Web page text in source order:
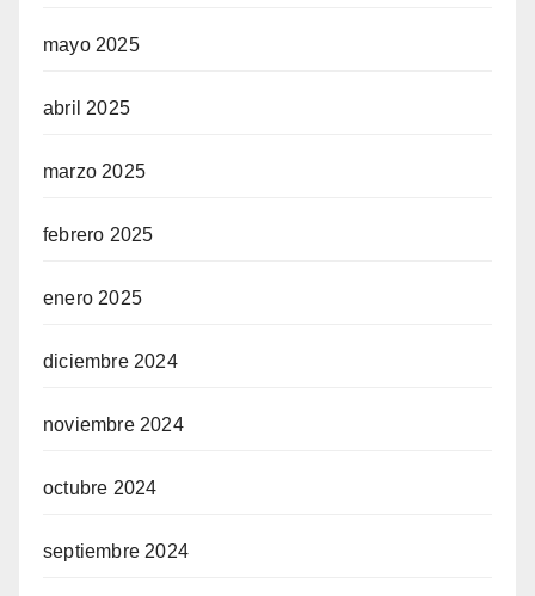
mayo 2025
abril 2025
marzo 2025
febrero 2025
enero 2025
diciembre 2024
noviembre 2024
octubre 2024
septiembre 2024